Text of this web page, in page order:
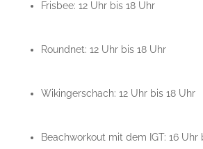
Frisbee: 12 Uhr bis 18 Uhr
Roundnet: 12 Uhr bis 18 Uhr
Wikingerschach: 12 Uhr bis 18 Uhr
Beachworkout mit dem IGT: 16 Uhr